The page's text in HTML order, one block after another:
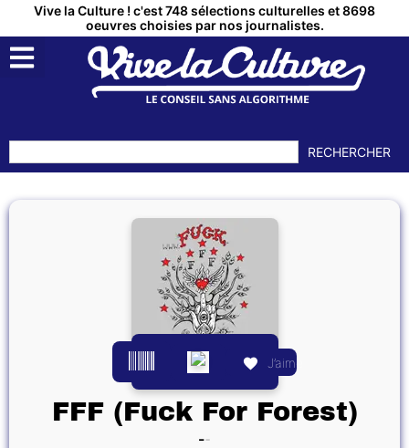
Vive la Culture ! c'est 748 sélections culturelles et 8698
oeuvres choisies par nos journalistes.
RECHERCHER
J’aime
FFF (Fuck For Forest)